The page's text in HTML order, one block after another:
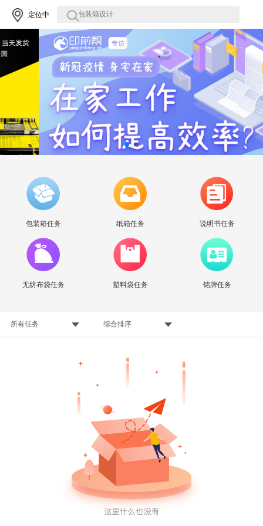
定位中
包装箱任务 纸箱任务 说明书任务
无纺布袋任务 塑料袋任务 铭牌任务